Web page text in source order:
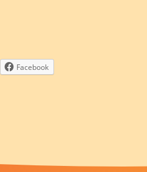
Facebook